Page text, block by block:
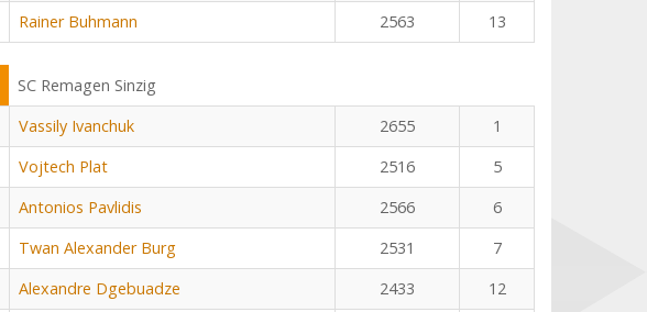
Rainer Buhmann 2563 13
SC Remagen Sinzig
Vassily Ivanchuk 2655
1
Vojtech Plat 2516
5
Antonios Pavlidis 2566
6
Twan Alexander Burg 2531
7
Alexandre Dgebuadze 2433
12